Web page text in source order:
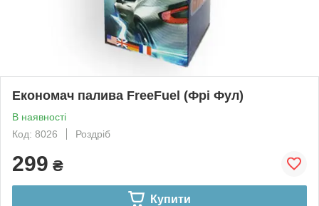
Економач палива FreeFuel (Фрі Фул)
В наявності
Код: 8026
Роздріб
299 ₴
Купити